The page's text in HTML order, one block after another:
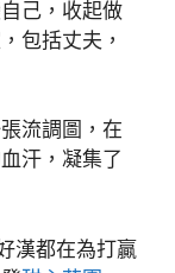
己，收起做
包括丈夫，
流調圖，在
汗，凝集了
漢都在為打贏